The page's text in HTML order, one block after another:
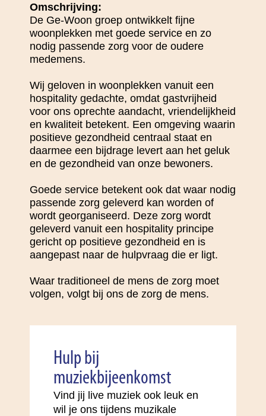
Omschrijving:
De Ge-Woon groep ontwikkelt fijne
woonplekken met goede service en zo
nodig passende zorg voor de oudere
medemens.
Wij geloven in woonplekken vanuit een
hospitality gedachte, omdat gastvrijheid
voor ons oprechte aandacht, vriendelijkheid
en kwaliteit betekent. Een omgeving waarin
positieve gezondheid centraal staat en
daarmee een bijdrage levert aan het geluk
en de gezondheid van onze bewoners.
Goede service betekent ook dat waar nodig
passende zorg geleverd kan worden of
wordt georganiseerd. Deze zorg wordt
geleverd vanuit een hospitality principe
gericht op positieve gezondheid en is
aangepast naar de hulpvraag die er ligt.
Waar traditioneel de mens de zorg moet
volgen, volgt bij ons de zorg de mens.
Hulp bij
muziekbijeenkomst
Vind jij live muziek ook leuk en
wil je ons tijdens muzikale